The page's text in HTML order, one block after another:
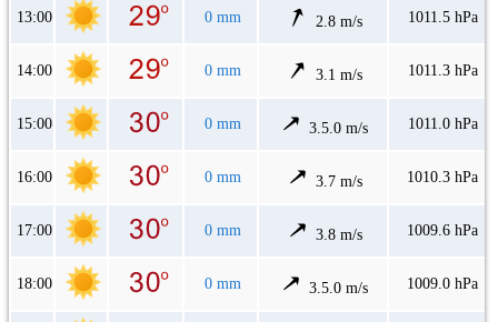
13:00 0 mm 2.8 m/s 1011.5 hPa
14:00 0 mm 3.1 m/s 1011.3 hPa
15:00 0 mm 3.5.0 m/s 1011.0 hPa
16:00 0 mm 3.7 m/s 1010.3 hPa
17:00 0 mm 3.8 m/s 1009.6 hPa
18:00 0 mm 3.5.0 m/s 1009.0 hPa